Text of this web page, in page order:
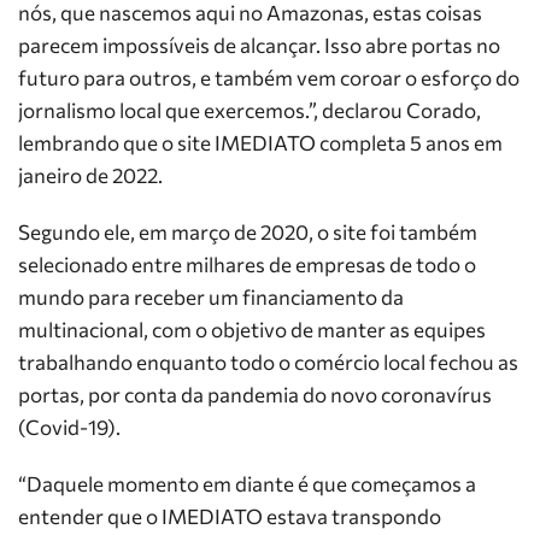
nós, que nascemos aqui no Amazonas, estas coisas
parecem impossíveis de alcançar. Isso abre portas no
futuro para outros, e também vem coroar o esforço do
jornalismo local que exercemos.”, declarou Corado,
lembrando que o site IMEDIATO completa 5 anos em
janeiro de 2022.
Segundo ele, em março de 2020, o site foi também
selecionado entre milhares de empresas de todo o
mundo para receber um financiamento da
multinacional, com o objetivo de manter as equipes
trabalhando enquanto todo o comércio local fechou as
portas, por conta da pandemia do novo coronavírus
(Covid-19).
“Daquele momento em diante é que começamos a
entender que o IMEDIATO estava transpondo